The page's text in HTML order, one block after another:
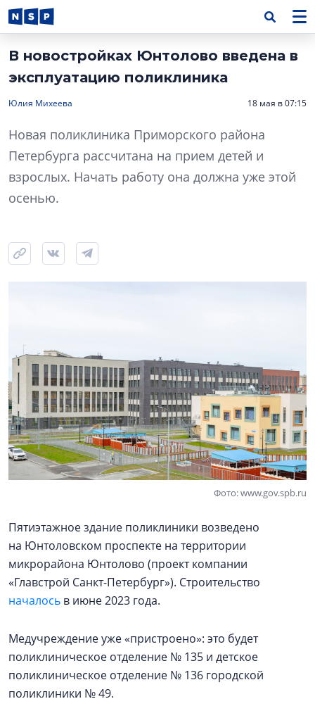
В новостройках Юнтолово введена в
эксплуатацию поликлиника
Юлия Михеева 18 мая в 07:15
Новая поликлиника Приморского района
Петербурга рассчитана на прием детей и
взрослых. Начать работу она должна уже этой
осенью.
Фото: www.gov.spb.ru
Пятиэтажное здание поликлиники возведено
на Юнтоловском проспекте на территории
микрорайона Юнтолово (проект компании
«Главстрой Санкт-Петербург»). Строительство
началось в июне 2023 года.
Медучреждение уже «пристроено»: это будет
поликлиническое отделение № 135 и детское
поликлиническое отделение № 136 городской
поликлиники № 49.